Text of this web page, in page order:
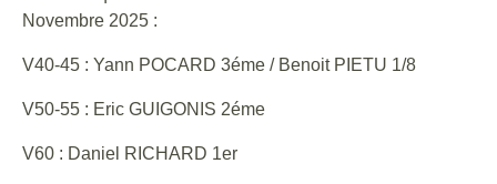
Novembre 2025 :
V40-45 : Yann POCARD 3éme / Benoit PIETU 1/8
V50-55 : Eric GUIGONIS 2éme
V60 : Daniel RICHARD 1er